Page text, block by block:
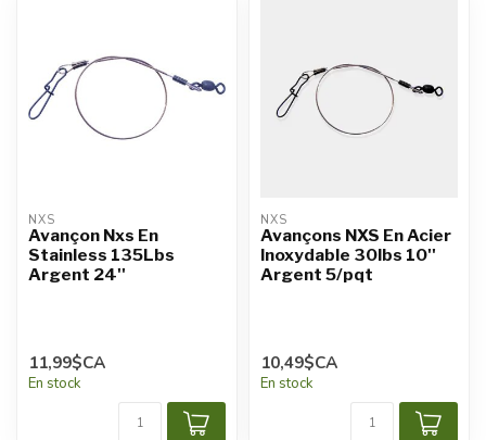
NXS
Avançon Nxs En
Stainless 135Lbs
Argent 24''
11,99$CA
En stock
NXS
Avançons NXS En Acier
Inoxydable 30lbs 10''
Argent 5/pqt
10,49$CA
En stock